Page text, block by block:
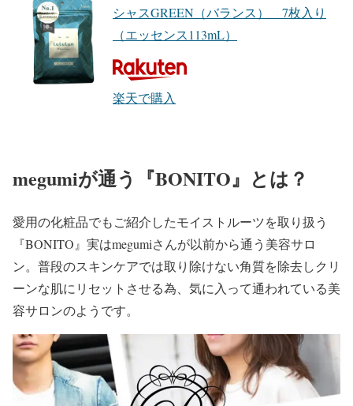
シャスGREEN（バランス） 7枚入り
（エッセンス113mL）
楽天で購入
megumiが通う『BONITO』とは？
愛用の化粧品でもご紹介したモイストルーツを取り扱う
『BONITO』 実はmegumiさんが以前から通う美容サロ
ン。普段のスキンケアでは取り除けない角質を除去しクリ
ーンな肌にリセットさせる為、気に入って通われている美
容サロンのようです。